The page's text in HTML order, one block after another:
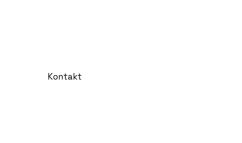
Kontakt